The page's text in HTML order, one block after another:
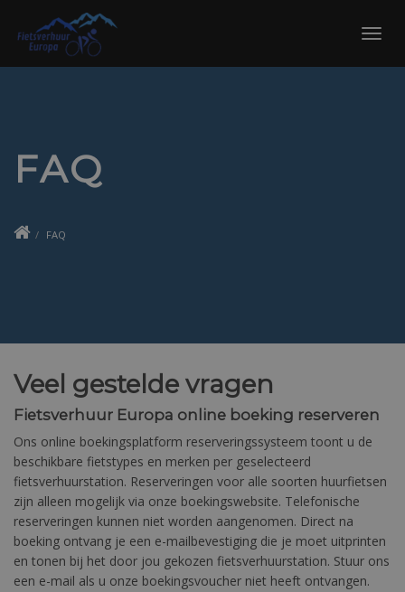
content
FAQ
FAQ
Veel gestelde vragen
Fietsverhuur Europa online boeking reserveren
Ons online boekingsplatform reserveringssysteem toont u de
beschikbare fietstypes en merken per geselecteerd
fietsverhuurstation. Reserveringen voor alle soorten huurfietsen
zijn alleen mogelijk via onze boekingswebsite. Telefonische
reserveringen kunnen niet worden aangenomen. Direct na
boeking ontvang je een e-mailbevestiging die je moet uitprinten
en tonen bij het door jou gekozen fietsverhuurstation. Stuur ons
een e-mail als u onze boekingsvoucher niet heeft ontvangen.